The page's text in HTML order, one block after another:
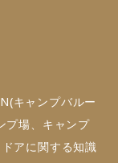
キャンプバルー
プ場、キャンプ
アに関する知識